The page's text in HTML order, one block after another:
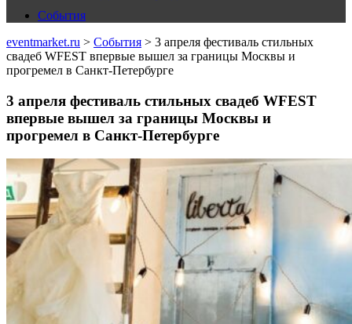
События
eventmarket.ru > События > 3 апреля фестиваль стильных
свадеб WFEST впервые вышел за границы Москвы и
прогремел в Санкт-Петербурге
3 апреля фестиваль стильных свадеб WFEST
впервые вышел за границы Москвы и
прогремел в Санкт-Петербурге